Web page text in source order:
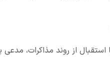
استقبال از روند مذاکرات،